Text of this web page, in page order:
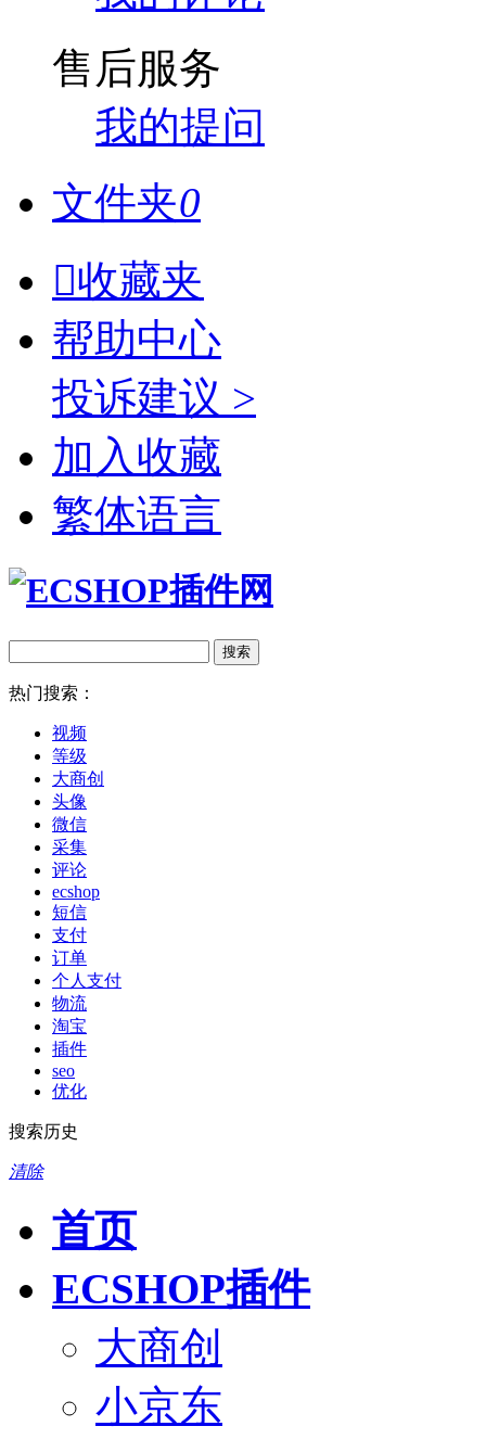
售后服务
我的提问
文件夹0
收藏夹
帮助中心
投诉建议 >
加入收藏
繁体语言
热门搜索：
视频
等级
大商创
头像
微信
采集
评论
ecshop
短信
支付
订单
个人支付
物流
淘宝
插件
seo
优化
搜索历史
清除
首页
ECSHOP插件
大商创
小京东